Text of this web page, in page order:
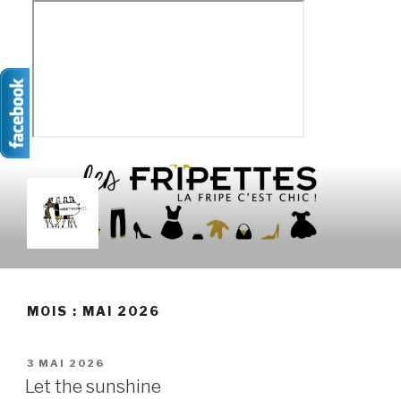
contenu
LES FRIPETTES
MOIS : MAI 2026
PUBLIÉ
LE
3 MAI 2026
Let the sunshine